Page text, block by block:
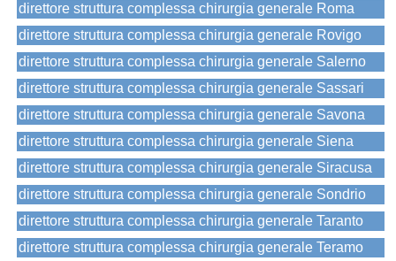
direttore struttura complessa chirurgia generale Roma
direttore struttura complessa chirurgia generale Rovigo
direttore struttura complessa chirurgia generale Salerno
direttore struttura complessa chirurgia generale Sassari
direttore struttura complessa chirurgia generale Savona
direttore struttura complessa chirurgia generale Siena
direttore struttura complessa chirurgia generale Siracusa
direttore struttura complessa chirurgia generale Sondrio
direttore struttura complessa chirurgia generale Taranto
direttore struttura complessa chirurgia generale Teramo